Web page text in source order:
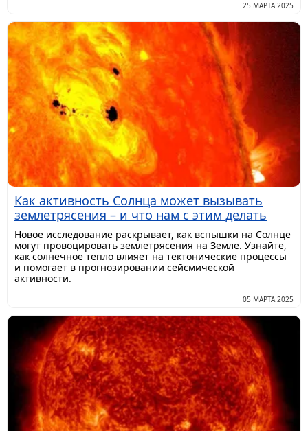
25 МАРТА 2025
Как активность Солнца может вызывать
землетрясения – и что нам с этим делать
Новое исследование раскрывает, как вспышки на Солнце
могут провоцировать землетрясения на Земле. Узнайте,
как солнечное тепло влияет на тектонические процессы
и помогает в прогнозировании сейсмической
активности.
05 МАРТА 2025